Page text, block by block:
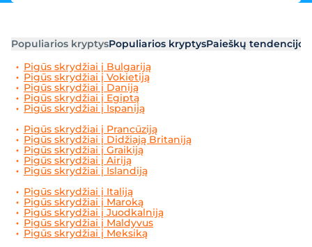
Populiarios kryptysPopuliarios kryptysPaieškų tendencijos
Pigūs skrydžiai į Bulgariją
Pigūs skrydžiai į Vokietiją
Pigūs skrydžiai į Daniją
Pigūs skrydžiai į Egiptą
Pigūs skrydžiai į Ispaniją
Pigūs skrydžiai į Prancūziją
Pigūs skrydžiai į Didžiają Britaniją
Pigūs skrydžiai į Graikiją
Pigūs skrydžiai į Airiją
Pigūs skrydžiai į Islandiją
Pigūs skrydžiai į Italiją
Pigūs skrydžiai į Maroką
Pigūs skrydžiai į Juodkalniją
Pigūs skrydžiai į Maldyvus
Pigūs skrydžiai į Meksiką